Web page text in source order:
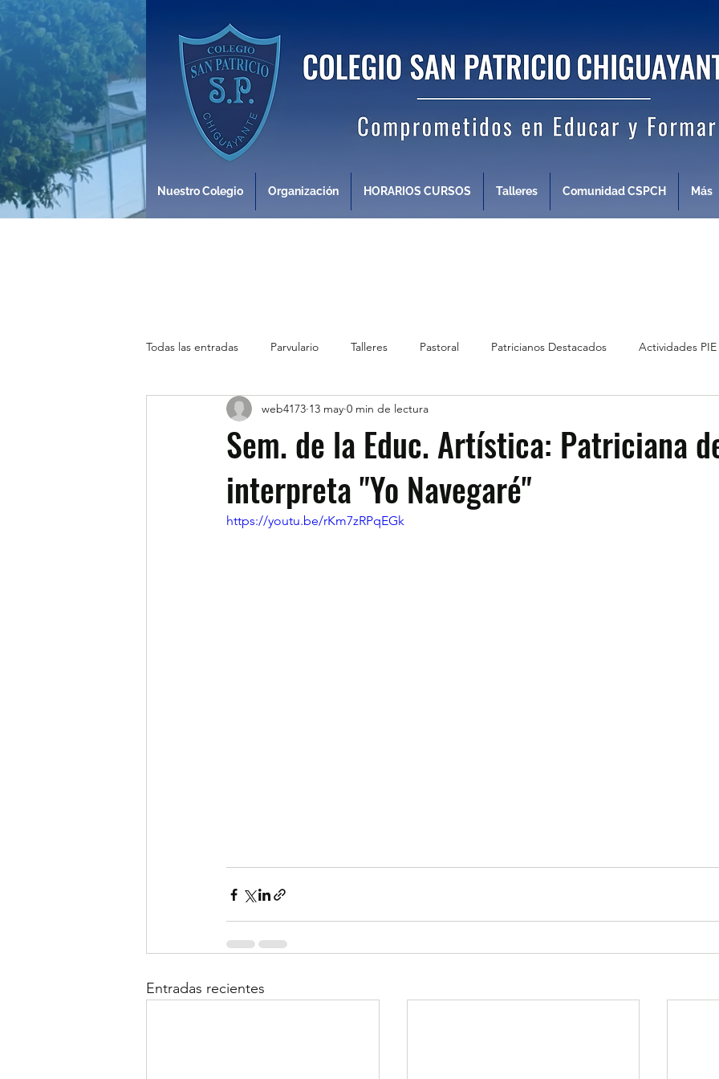
Nuestro Colegio Organización HORARIOS CURSOS Talleres Comunidad CSPCH Más
Todas las entradas Parvulario Talleres Pastoral Patricianos Destacados Actividades PIE
Sem. de la Educ. Artística: Patriciana
interpreta "Yo Navegaré"
web4173 13 may 0 min de lectura
https://youtu.be/rKm7zRPqEGk
Entradas recientes